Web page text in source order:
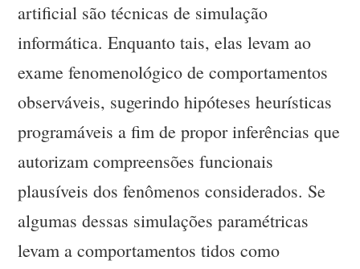
artificial são técnicas de simulação
informática. Enquanto tais, elas levam ao
exame fenomenológico de comportamentos
observáveis, sugerindo hipóteses heurísticas
programáveis a fim de propor inferências que
autorizam compreensões funcionais
plausíveis dos fenômenos considerados. Se
algumas dessas simulações paramétricas
levam a comportamentos tidos como